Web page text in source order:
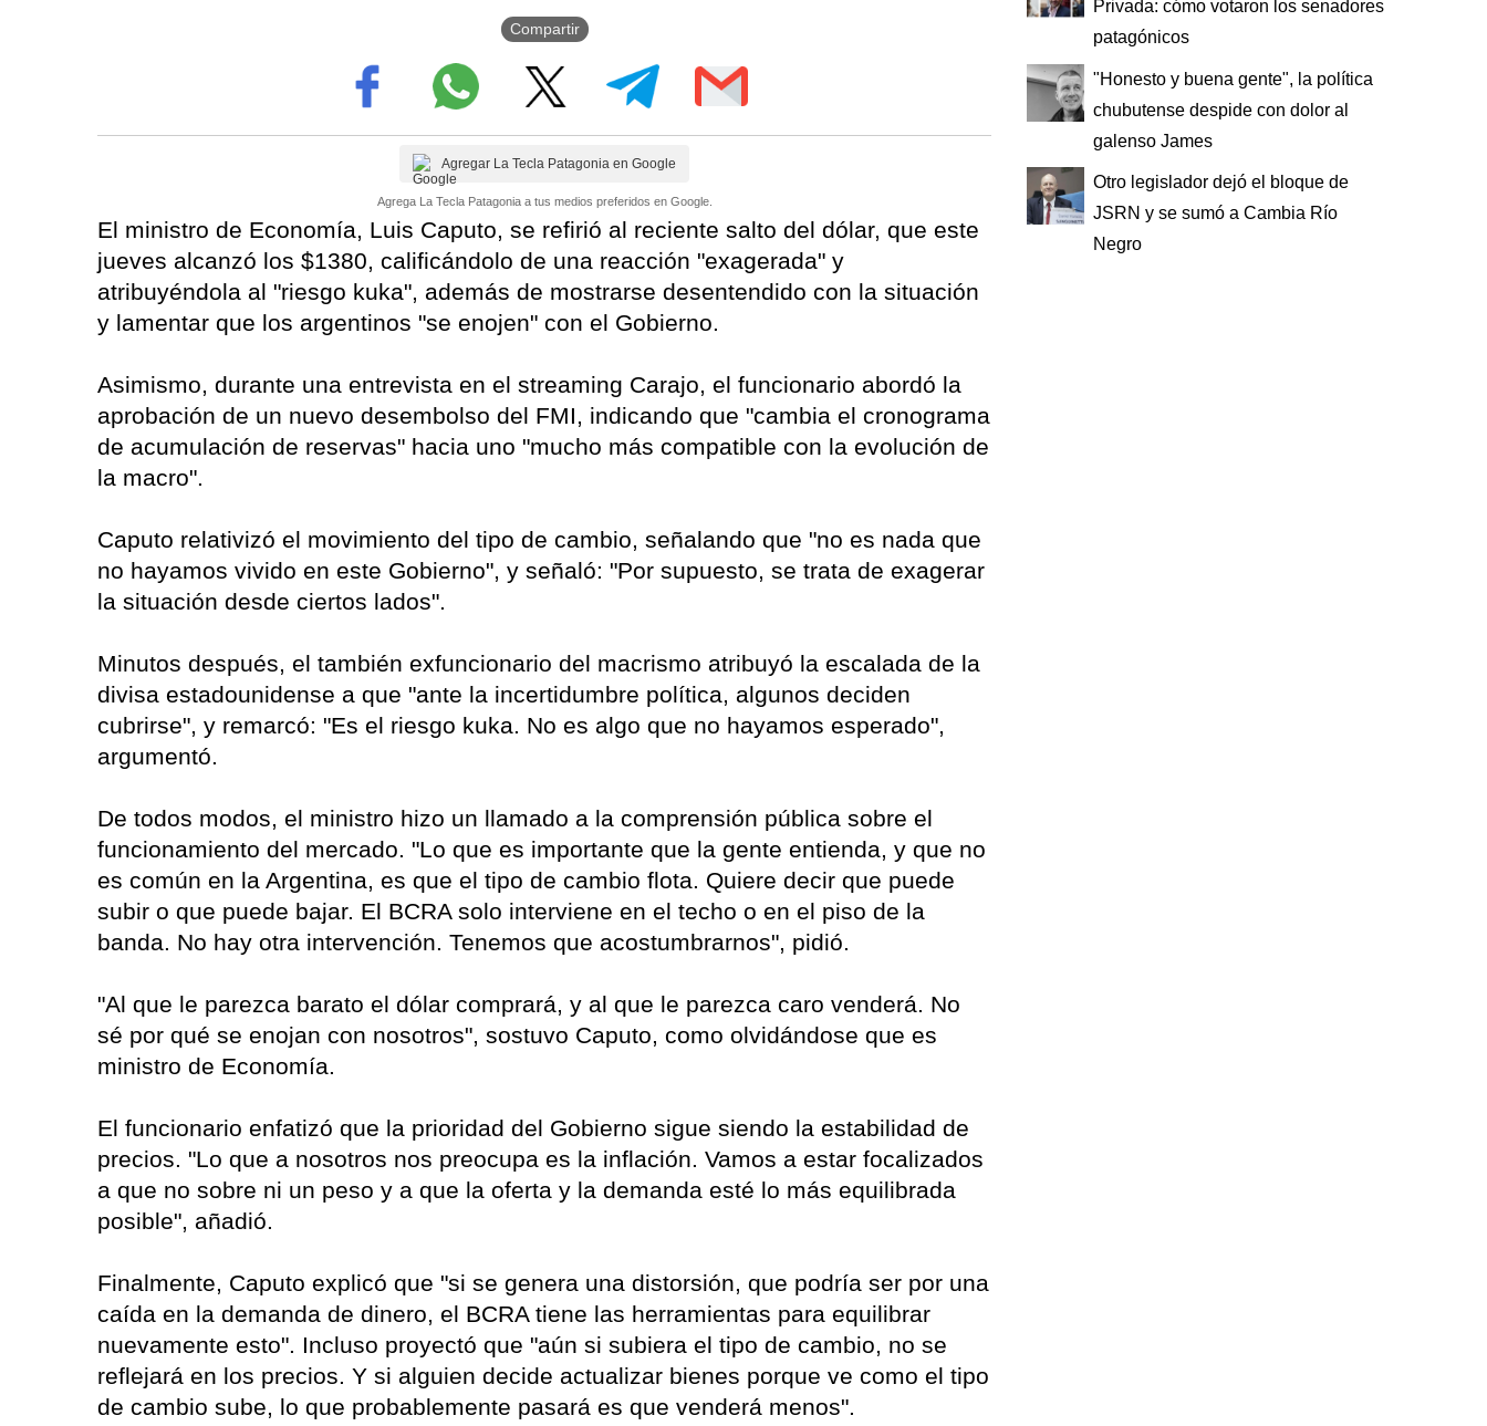
Compartir
Agregar La Tecla Patagonia en Google
Agrega La Tecla Patagonia a tus medios preferidos en Google.
El ministro de Economía, Luis Caputo, se refirió al reciente salto del dólar, que este
jueves alcanzó los $1380, calificándolo de una reacción "exagerada" y
atribuyéndola al "riesgo kuka", además de mostrarse desentendido con la situación
y lamentar que los argentinos "se enojen" con el Gobierno.
Asimismo, durante una entrevista en el streaming Carajo, el funcionario abordó la
aprobación de un nuevo desembolso del FMI, indicando que "cambia el cronograma
de acumulación de reservas" hacia uno "mucho más compatible con la evolución de
la macro".
Caputo relativizó el movimiento del tipo de cambio, señalando que "no es nada que
no hayamos vivido en este Gobierno", y señaló: "Por supuesto, se trata de exagerar
la situación desde ciertos lados".
Minutos después, el también exfuncionario del macrismo atribuyó la escalada de la
divisa estadounidense a que "ante la incertidumbre política, algunos deciden
cubrirse", y remarcó: "Es el riesgo kuka. No es algo que no hayamos esperado",
argumentó.
De todos modos, el ministro hizo un llamado a la comprensión pública sobre el
funcionamiento del mercado. "Lo que es importante que la gente entienda, y que no
es común en la Argentina, es que el tipo de cambio flota. Quiere decir que puede
subir o que puede bajar. El BCRA solo interviene en el techo o en el piso de la
banda. No hay otra intervención. Tenemos que acostumbrarnos", pidió.
"Al que le parezca barato el dólar comprará, y al que le parezca caro venderá. No
sé por qué se enojan con nosotros", sostuvo Caputo, como olvidándose que es
ministro de Economía.
El funcionario enfatizó que la prioridad del Gobierno sigue siendo la estabilidad de
precios. "Lo que a nosotros nos preocupa es la inflación. Vamos a estar focalizados
a que no sobre ni un peso y a que la oferta y la demanda esté lo más equilibrada
posible", añadió.
Finalmente, Caputo explicó que "si se genera una distorsión, que podría ser por una
caída en la demanda de dinero, el BCRA tiene las herramientas para equilibrar
nuevamente esto". Incluso proyectó que "aún si subiera el tipo de cambio, no se
reflejará en los precios. Y si alguien decide actualizar bienes porque ve como el tipo
de cambio sube, lo que probablemente pasará es que venderá menos".
Privada: cómo votaron los senadores
patagónicos
"Honesto y buena gente", la política
chubutense despide con dolor al
galenso James
Otro legislador dejó el bloque de
JSRN y se sumó a Cambia Río
Negro